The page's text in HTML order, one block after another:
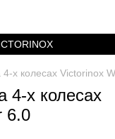
4-х колесах Victorinox
4-х колесах
6.0